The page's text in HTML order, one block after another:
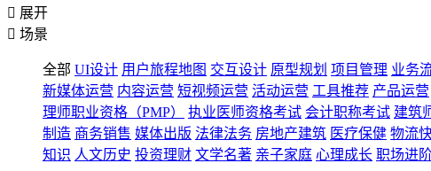
 展开
 场景
全部 UI设计 用户旅程地图 交互设计 原型规划 项目管理 业务
新媒体运营 内容运营 短视频运营 活动运营 工具推荐 产品运营
理师职业资格（PMP）
执业医师资格考试 会计职称考试 建筑
制造 商务销售 媒体出版 法律法务 房地产建筑 医疗保健 物流
知识 人文历史 投资理财 文学名著 亲子家庭 心理成长 职场进